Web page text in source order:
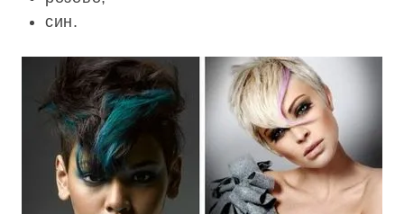
син.